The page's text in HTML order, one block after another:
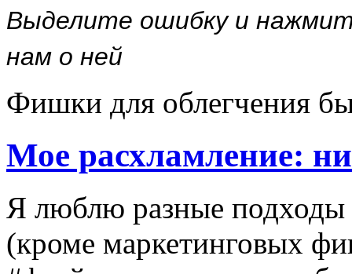
Выделите ошибку и
нам о ней
Фишки для облегчения
Мое расхламление:
Я люблю разные
(кроме маркетинговых